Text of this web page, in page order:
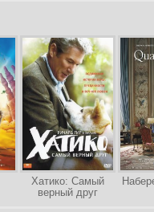
Хатико: Самый
верный друг